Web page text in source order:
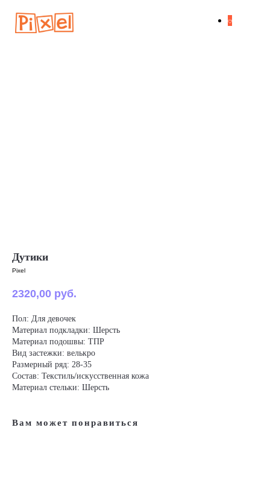
Дутики
Pixel
2320,00 руб.
Пол: Для девочек
Материал подкладки: Шерсть
Материал подошвы: ТПР
Вид застежки: велькро
Размерный ряд: 28-35
Состав: Текстиль/искусственная кожа
Материал стельки: Шерсть
Вам может понравиться